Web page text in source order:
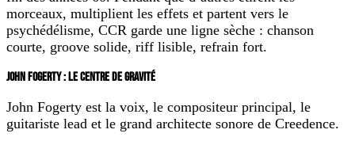
morceaux, multiplient les effets et partent vers le
psychédélisme, CCR garde une ligne sèche : chanson
courte, groove solide, riff lisible, refrain fort.
JOHN FOGERTY : LE CENTRE DE GRAVITÉ
John Fogerty est la voix, le compositeur principal, le
guitariste lead et le grand architecte sonore de Creedence.